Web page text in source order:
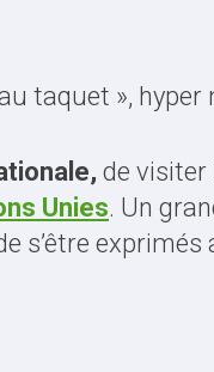
taquet », hyper
de visiter
Unies. Un
s’être